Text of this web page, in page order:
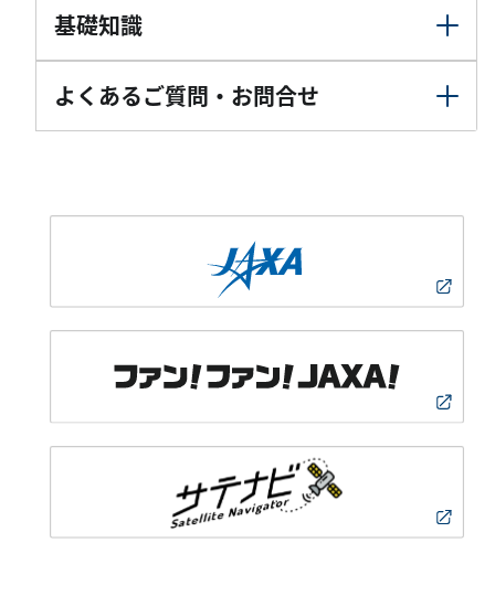
基礎知識
よくあるご質問・お問合せ